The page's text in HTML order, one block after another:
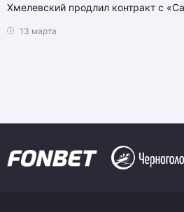
Хмелевский продлил контракт с
13 марта